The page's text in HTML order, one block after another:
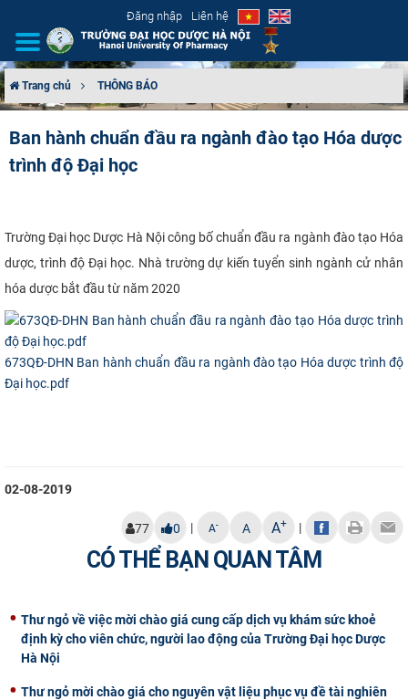
Đăng nhập Liên hệ
CƠ CẤU TỔ CHỨC
ĐÀO TẠO
ĐẢM BẢO CHẤT LƯỢNG
KHOA HỌC CÔNG NGHỆ
HTQT
Trang chủ THÔNG BÁO
Ban hành chuẩn đầu ra ngành đào tạo Hóa dược
trình độ Đại học
​Trường Đại học Dược Hà Nội công bố chuẩn đầu ra ngành đào tạo Hóa
dược, trình độ Đại học. Nhà trường dự kiến tuyển sinh ngành cử nhân
hóa dược bắt đầu từ năm 2020
673QĐ-DHN Ban hành chuẩn đầu ra ngành đào tạo Hóa dược trình độ
Đại học.pdf
02-08-2019
77 0 | A- A A+ |
CÓ THỂ BẠN QUAN TÂM
Thư ngỏ về việc mời chào giá cung cấp dịch vụ khám sức khoẻ
định kỳ cho viên chức, người lao động của Trường Đại học Dược
Hà Nội
Thư ngỏ mời chào giá cho nguyên vật liệu phục vụ đề tài nghiên